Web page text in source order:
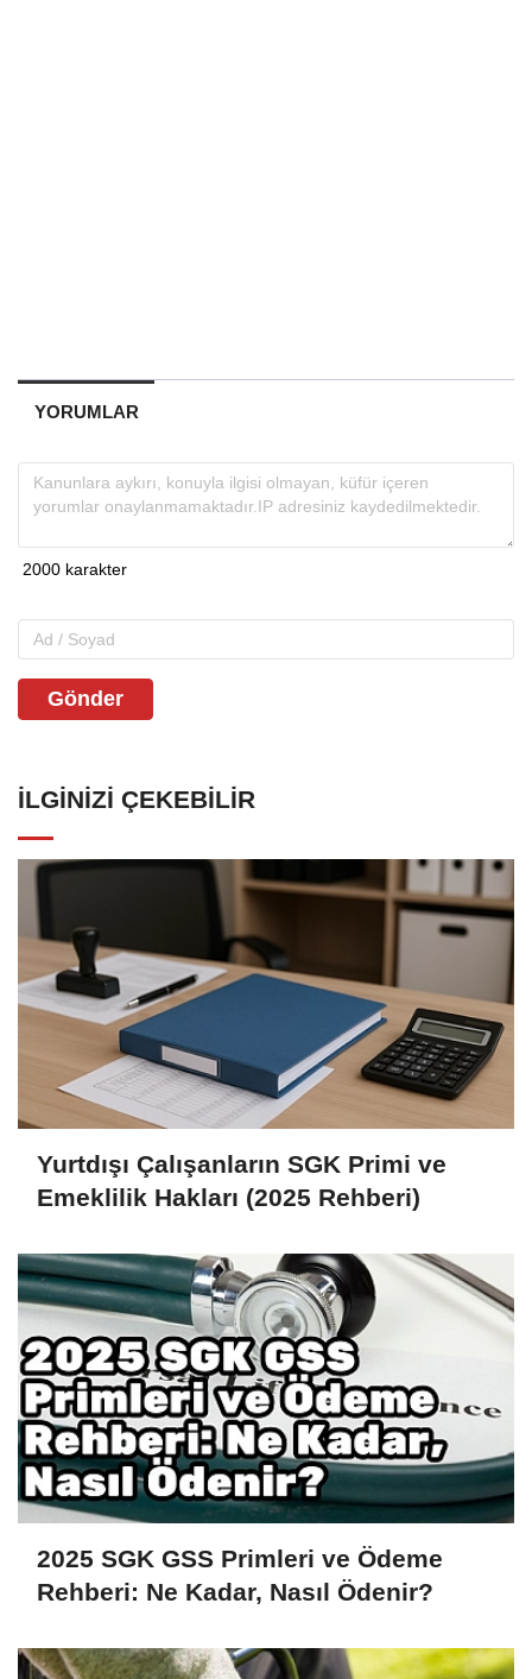
YORUMLAR
Gönder
İLGINIZI ÇEKEBILIR
Yurtdışı Çalışanların SGK Primi ve
Emeklilik Hakları (2025 Rehberi)
2025 SGK GSS Primleri ve Ödeme
Rehberi: Ne Kadar, Nasıl Ödenir?